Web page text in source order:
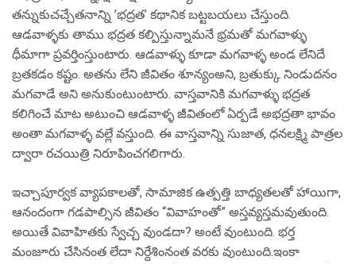
తన్నుకుచచ్చేతనాన్ని ’భద్రత’ కథానిక బట్టబయలు చేస్తుంది.
ఆడవాళ్ళకు తాము భద్రత కల్పిస్తున్నామనే భ్రమతో మగవాళ్ళు
ధీమాగా ప్రవర్తింస్తుంటారు. ఆడవాళ్ళు కూడా మగవాళ్ళ అండ లేనిదే
బ్రతకడం కష్టం. అతను లేని జీవితం శూన్యంఅని, బ్రతుక్కు నిండుదనం
మగవాడే అని అనుకుంటుంటారు. వాస్తవానికి మగవాళ్ళు భద్రత
కలిగించే మాట అటుంచి ఆడవాళ్ళ జీవితంలో ఏర్పడే అభద్రతా భావం
అంతా మగవాళ్ళ వల్లే వస్తుంది. ఈ వాస్తవాన్ని సుజాత, ధనలక్ష్మి పాత్రల
ద్వారా రచయిత్రి నిరూపించగలిగారు.
ఇచ్చాపూర్వక వ్యాపకాలతో, సామాజిక ఉత్పత్తి బాధ్యతలతో హాయిగా,
ఆనందంగా గడపాల్సిన జీవితం “వివాహంతో” అస్తవ్యస్తమవుతుంది.
అయితే వివాహితకు స్వేచ్చ వుండదా? అంటే వుంటుంది. భర్త
మంజూరు చేసినంత లేదా నిర్దేశింనంత వరకు వుంటుంది.ఇంకా